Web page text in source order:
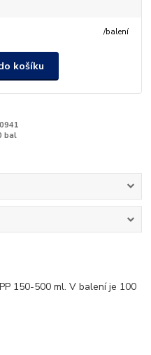
/balení
košíku
bal
150-500 ml. V balení je 100